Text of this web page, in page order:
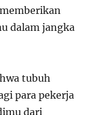
dalam jangka
tubuh
para pekerja
dari